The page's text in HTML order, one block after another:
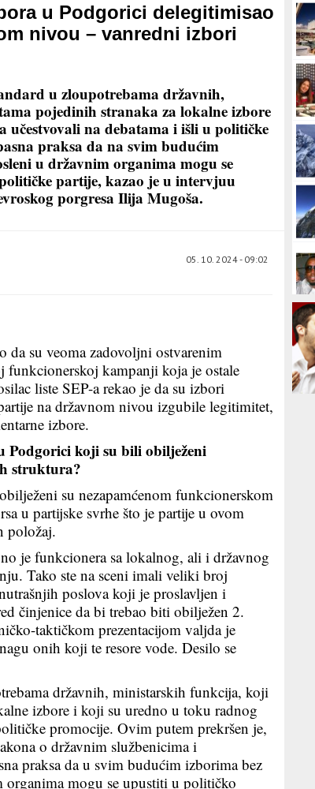
u Podgorici delegitimisao
nivou – vanredni izbori
u zloupotrebama državnih,
pojedinih stranaka za lokalne izbore
na debatama i išli u političke
praksa da na svim budućim
u državnim organima mogu se
partije, kazao je u intervjuu
porgresa Ilija Mugoša.
05. 10. 2024 - 09:02
da su veoma zadovoljni ostvarenim
kampanji koja je ostale
liste SEP-a rekao je da su izbori
na državnom nivou izgubile legitimitet,
izbore.
Podgorici koji su bili obilježeni
struktura?
su nezapamćenom funkcionerskom
u partijske svrhe što je partije u ovom
položaj.
je funkcionera sa lokalnog, ali i državnog
Tako ste na sceni imali veliki broj
poslova koji je proslavljen i
činjenice da bi trebao biti obilježen 2.
taktičkom prezentacijom valjda je
onih koji te resore vode. Desilo se
državnih, ministarskih funkcija, koji
izbore i koji su uredno u toku radnog
promocije. Ovim putem prekršen je,
o državnim službenicima i
praksa da u svim budućim izborima bez
mogu se upustiti u političko